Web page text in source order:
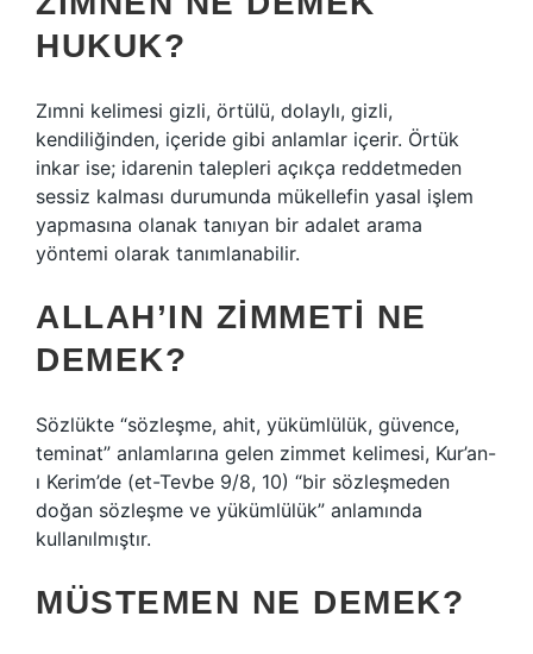
HUKUK?
Zımni kelimesi gizli, örtülü, dolaylı, gizli,
kendiliğinden, içeride gibi anlamlar içerir. Örtük
inkar ise; idarenin talepleri açıkça reddetmeden
sessiz kalması durumunda mükellefin yasal işlem
yapmasına olanak tanıyan bir adalet arama
yöntemi olarak tanımlanabilir.
ALLAH’IN ZIMMETI NE
DEMEK?
Sözlükte “sözleşme, ahit, yükümlülük, güvence,
teminat” anlamlarına gelen zimmet kelimesi, Kur’an-
ı Kerim’de (et-Tevbe 9/8, 10) “bir sözleşmeden
doğan sözleşme ve yükümlülük” anlamında
kullanılmıştır.
MÜSTEMEN NE DEMEK?